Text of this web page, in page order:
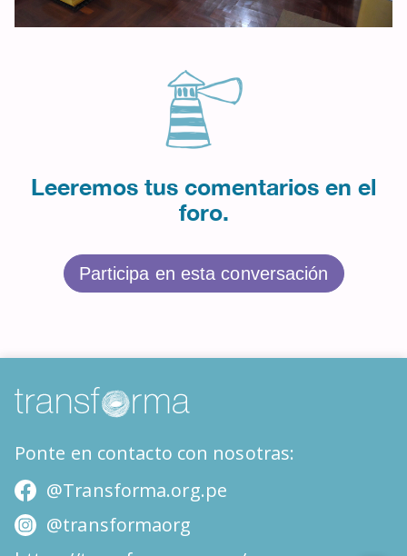
Leeremos tus comentarios en el
foro.
Participa en esta conversación
Ponte en contacto con nosotras:
@Transforma.org.pe
@transformaorg